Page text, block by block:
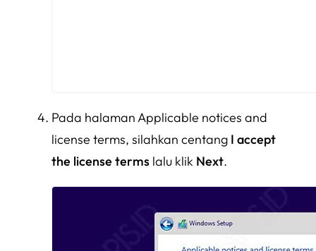
Pada halaman Applicable notices and
license terms, silahkan centang I accept
the license terms lalu klik Next.